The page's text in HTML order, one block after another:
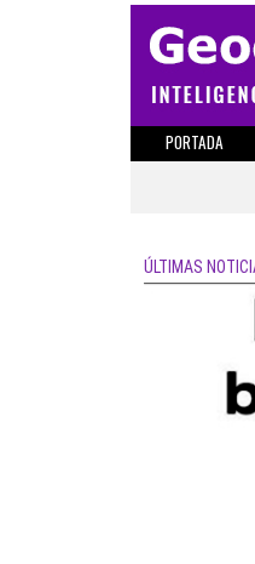
PORTADA
ÚLTIMAS